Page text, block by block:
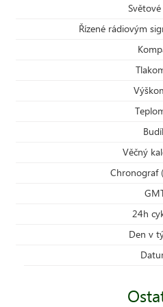
Světové
Řízené rádiovým
Věčný
Chronograf
24h
Den v